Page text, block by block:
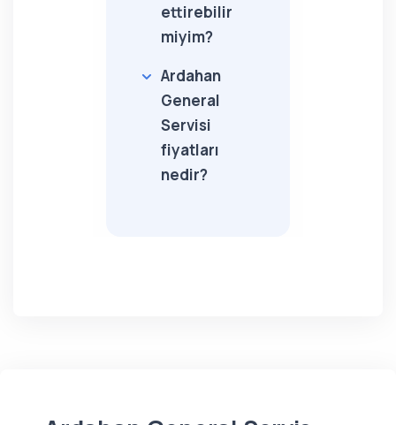
ettirebilir
miyim?
Ardahan
General
Servisi
fiyatları
nedir?